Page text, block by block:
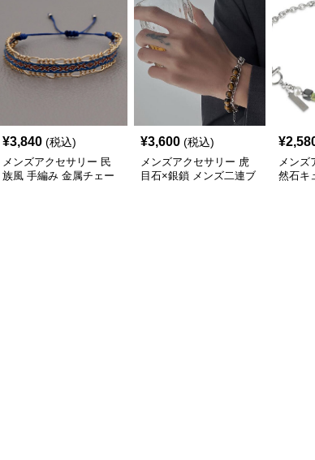
¥3,840 (税込)
メンズアクセサリー 民
族風 手編み 金属チェー
¥3,600 (税込)
メンズアクセサリー 虎
目石×銀鎖 メンズ二連ブ
¥
メンズ
然石キ